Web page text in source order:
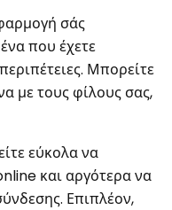
σάς
που έχετε
Μπορείτε
με τους φίλους σας,
εύκολα να
και αργότερα να
Επιπλέον,